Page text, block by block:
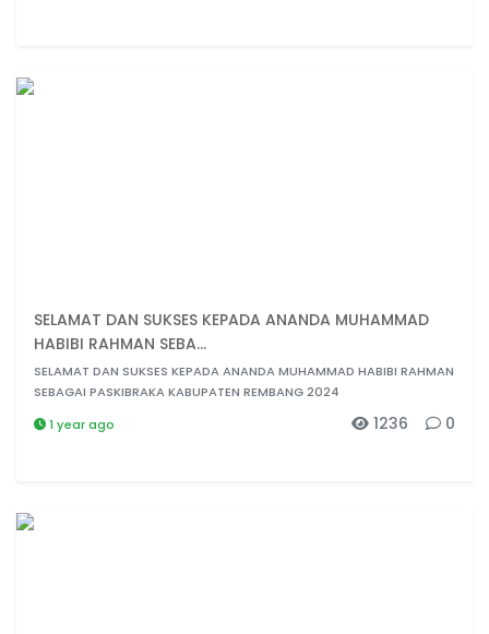
SELAMAT DAN SUKSES KEPADA ANANDA MUHAMMAD
HABIBI RAHMAN SEBA...
SELAMAT DAN SUKSES KEPADA ANANDA MUHAMMAD HABIBI RAHMAN
SEBAGAI PASKIBRAKA KABUPATEN REMBANG 2024
1 year ago
0
1236